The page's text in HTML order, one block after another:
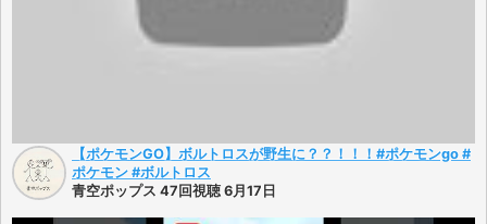
【ポケモンGO】ボルトロスが野生に？？！！！#ポケモンgo #
ポケモン #ボルトロス
青空ポップス 47回視聴 6月17日